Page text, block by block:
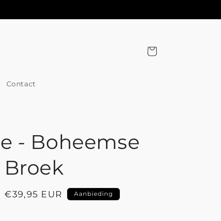
Contact
Winkelwagen
- Boheemse
Aanbiedingsprijs
€39,95 EUR Aanbieding